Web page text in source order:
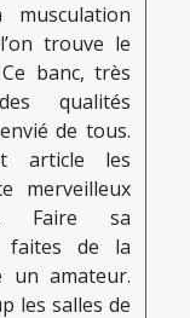
trouve le
banc, très
qualités
de tous.
article les
merveilleux
Faire sa
faites de la
un amateur.
les salles de